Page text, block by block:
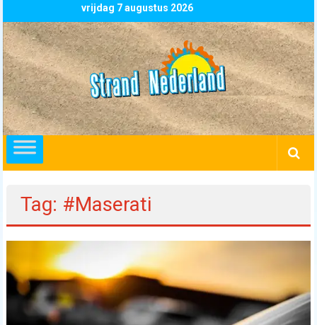
to
content
vrijdag 7 augustus 2026
Strand
Nederland
overzicht
alle
strandpaviljoens
beachclubs
in
Nederland
Tag: #Maserati